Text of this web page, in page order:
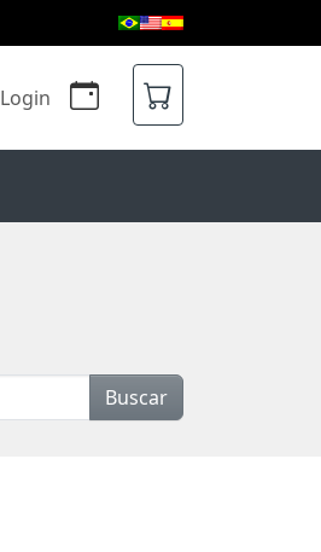
Login
Buscar